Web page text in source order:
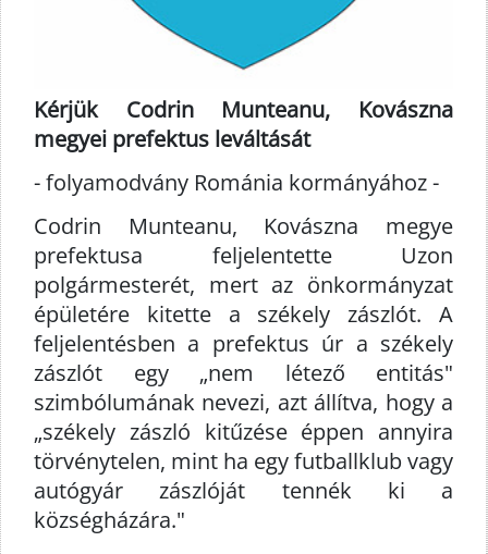
Kérjük Codrin Munteanu, Kovászna
megyei prefektus leváltását
- folyamodvány Románia kormányához -
Codrin Munteanu, Kovászna megye
prefektusa feljelentette Uzon
polgármesterét, mert az önkormányzat
épületére kitette a székely zászlót. A
feljelentésben a prefektus úr a székely
zászlót egy „nem létező entitás"
szimbólumának nevezi, azt állítva, hogy a
„székely zászló kitűzése éppen annyira
törvénytelen, mint ha egy futballklub vagy
autógyár zászlóját tennék ki a
községházára."